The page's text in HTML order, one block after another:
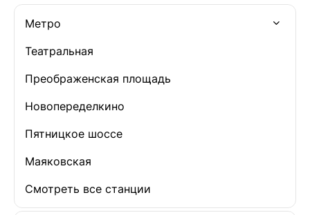
Метро
Театральная
Преображенская площадь
Новопеределкино
Пятницкое шоссе
Маяковская
Смотреть все станции